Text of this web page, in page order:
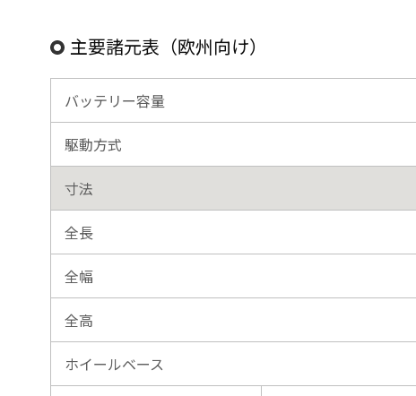
主要諸元表（欧州向け）
バッテリー容量
駆動方式
寸法
全長
全幅
全高
ホイールベース